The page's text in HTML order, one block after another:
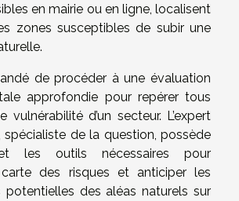
en mairie ou en ligne, localisent
zones susceptibles de subir une
de procéder à une évaluation
approfondie pour repérer tous
vulnérabilité d’un secteur. L’expert
spécialiste de la question, possède
et les outils nécessaires pour
des risques et anticiper les
potentielles des aléas naturels sur